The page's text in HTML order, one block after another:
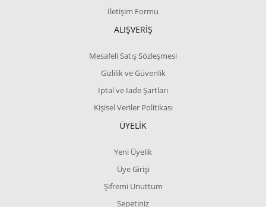
İletişim Formu
ALIŞVERİŞ
Mesafeli Satış Sözleşmesi
Gizlilik ve Güvenlik
İptal ve İade Şartları
Kişisel Veriler Politikası
ÜYELİK
Yeni Üyelik
Üye Girişi
Şifremi Unuttum
Sepetiniz